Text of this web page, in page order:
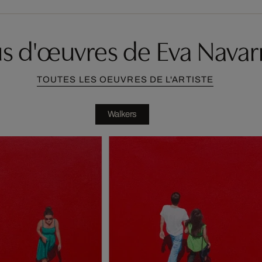
d'œuvres de Eva
TOUTES LES OEUVRES DE L'ARTISTE
Walkers